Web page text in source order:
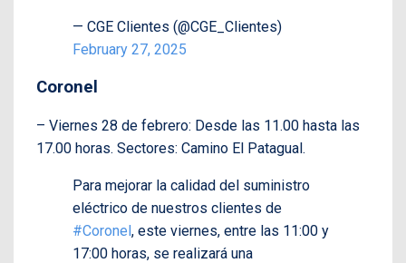
— CGE Clientes (@CGE_Clientes)
February 27, 2025
Coronel
– Viernes 28 de febrero: Desde las 11.00 hasta las
17.00 horas. Sectores: Camino El Patagual.
Para mejorar la calidad del suministro
eléctrico de nuestros clientes de
#Coronel, este viernes, entre las 11:00 y
17:00 horas, se realizará una